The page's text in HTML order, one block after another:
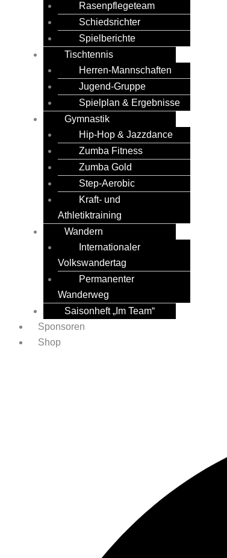
Rasenpflegeteam
Schiedsrichter
Spielberichte
Tischtennis
Herren-Mannschaften
Jugend-Gruppe
Spielplan & Ergebnisse
Gymnastik
Hip-Hop & Jazzdance
Zumba Fitness
Zumba Gold
Step-Aerobic
Kraft- und
Athletiktraining
Wandern
Internationaler
Volkswandertag
Permanenter
Wanderweg
Saisonheft „Im Team“
Sponsoren
Shop